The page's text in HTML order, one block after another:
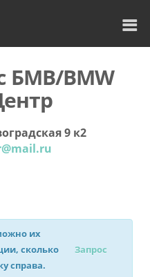
БМВ/BMW
9 к2
их
сколько
справа.
Запрос